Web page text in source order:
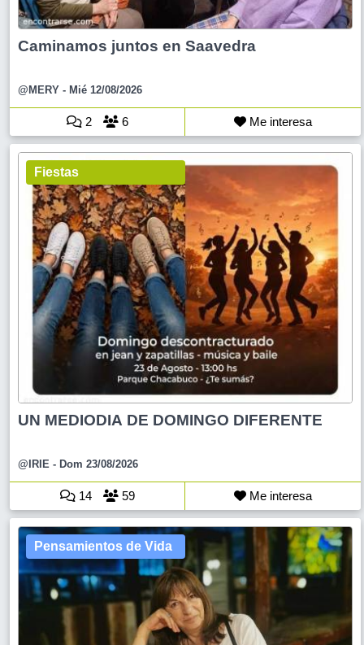
Caminamos juntos en Saavedra
@MERY - Mié 12/08/2026
2 6 Me interesa
Fiestas
UN MEDIODIA DE DOMINGO DIFERENTE
@IRIE - Dom 23/08/2026
14 59 Me interesa
Pensamientos de Vida